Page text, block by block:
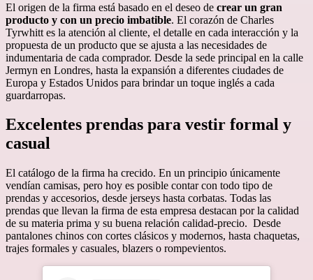
El origen de la firma está basado en el deseo de crear un gran
producto y con un precio imbatible. El corazón de Charles
Tyrwhitt es la atención al cliente, el detalle en cada interacción y la
propuesta de un producto que se ajusta a las necesidades de
indumentaria de cada comprador. Desde la sede principal en la calle
Jermyn en Londres, hasta la expansión a diferentes ciudades de
Europa y Estados Unidos para brindar un toque inglés a cada
guardarropas.
Excelentes prendas para vestir formal y
casual
El catálogo de la firma ha crecido. En un principio únicamente
vendían camisas, pero hoy es posible contar con todo tipo de
prendas y accesorios, desde jerseys hasta corbatas. Todas las
prendas que llevan la firma de esta empresa destacan por la calidad
de su materia prima y su buena relación calidad-precio. Desde
pantalones chinos con cortes clásicos y modernos, hasta chaquetas,
trajes formales y casuales, blazers o rompevientos.